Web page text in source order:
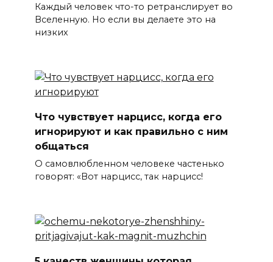
Каждый человек что-то ретранслирует во
Вселенную. Но если вы делаете это на
низких
Что чувствует нарцисс, когда его
игнорируют и как правильно с ним
общаться
О самовлюбленном человеке частенько
говорят: «Вот нарцисс, так нарцисс!